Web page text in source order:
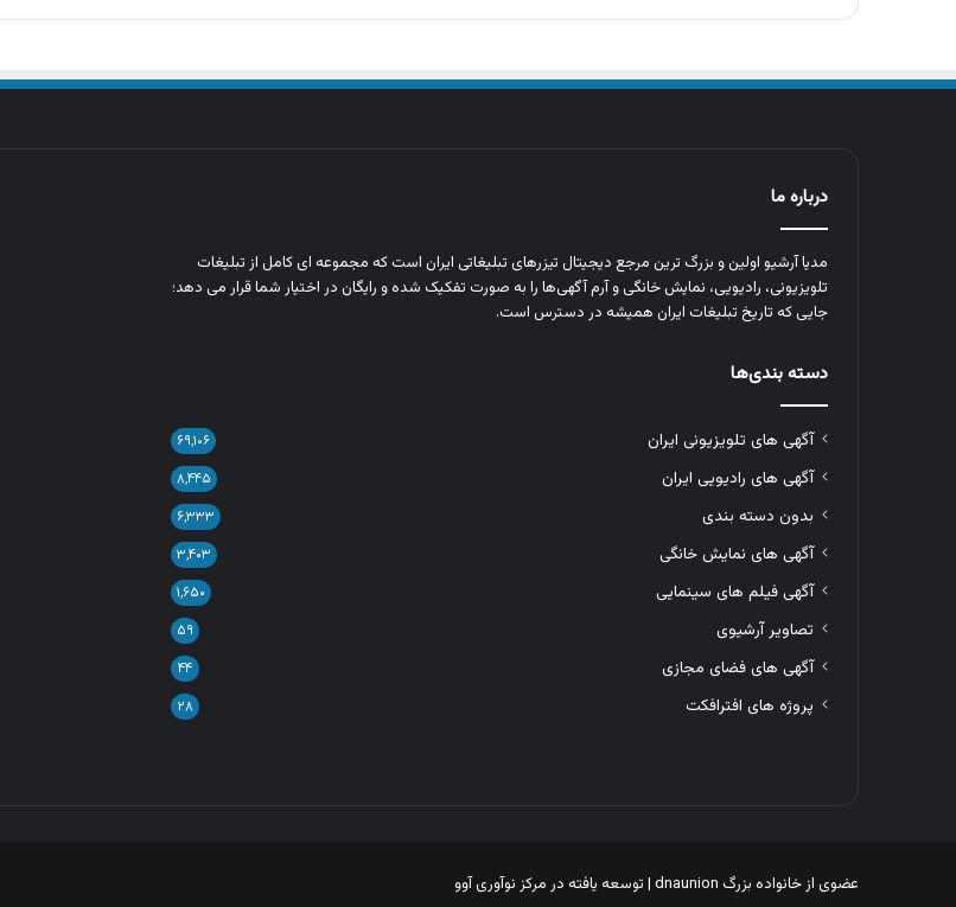
درباره ما
مدیا آرشیو اولین و بزرگ‌ ترین مرجع دیجیتال تیزرهای تبلیغاتی ایران است که مجموعه‌ ای کامل از تبلیغات
تلویزیونی، رادیویی، نمایش خانگی و آرم‌ آگهی‌ها را به‌ صورت تفکیک‌ شده و رایگان در اختیار شما قرار می‌ دهد؛
جایی که تاریخ تبلیغات ایران همیشه در دسترس است.
دسته بندی‌ها
آگهی های تلویزیونی ایران ۶۹,۱۰۶
آگهی های رادیویی ایران ۸,۴۴۵
بدون دسته بندی ۶,۳۳۳
آگهی های نمایش خانگی ۳,۴۰۳
آگهی فیلم های سینمایی ۱,۶۵۰
تصاویر آرشیوی ۵۹
آگهی های فضای مجازی ۴۴
پروژه های افترافکت ۲۸
عضوی از خانواده بزرگ dnaunion | توسعه یافته در مرکز نوآوری آوو